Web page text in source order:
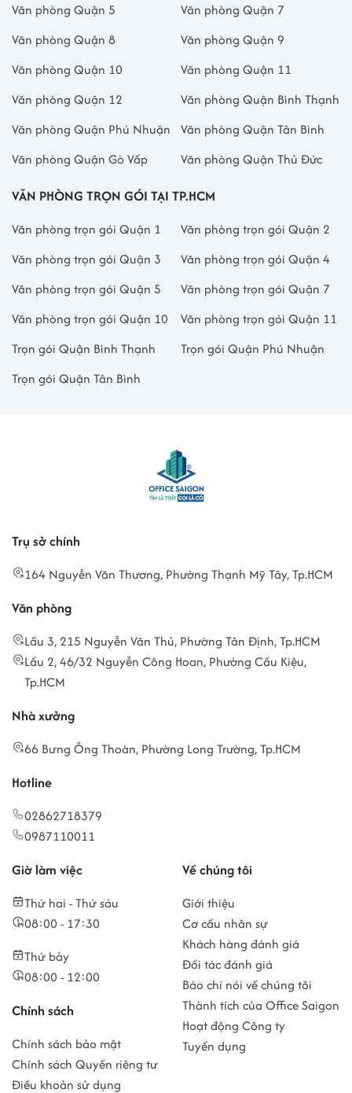
Văn phòng Quận 5
Văn phòng Quận 7
Văn phòng Quận 8
Văn phòng Quận 9
Văn phòng Quận 10
Văn phòng Quận 11
Văn phòng Quận 12
Văn phòng Quận Bình Thạnh
Văn phòng Quận Phú Nhuận
Văn phòng Quận Tân Bình
Văn phòng Quận Gò Vấp
Văn phòng Quận Thủ Đức
VĂN PHÒNG TRỌN GÓI TẠI TP.HCM
Văn phòng trọn gói Quận 1
Văn phòng trọn gói Quận 2
Văn phòng trọn gói Quận 3
Văn phòng trọn gói Quận 4
Văn phòng trọn gói Quận 5
Văn phòng trọn gói Quận 7
Văn phòng trọn gói Quận 10
Văn phòng trọn gói Quận 11
Trọn gói Quận Bình Thạnh
Trọn gói Quận Phú Nhuận
Trọn gói Quận Tân Bình
Trụ sở chính
164 Nguyễn Văn Thương, Phường Thạnh Mỹ Tây, Tp.HCM
Văn phòng
Lầu 3, 215 Nguyễn Văn Thủ, Phường Tân Định, Tp.HCM
Lầu 2, 46/32 Nguyễn Công Hoan, Phường Cầu Kiệu,
Tp.HCM
Nhà xưởng
66 Bưng Ông Thoàn, Phường Long Trường, Tp.HCM
Hotline
02862718379
0987110011
Giờ làm việc
Thứ hai - Thứ sáu
08:00 - 17:30
Thứ bảy
08:00 - 12:00
Chính sách
Chính sách bảo mật
Chính sách Quyền riêng tư
Điều khoản sử dụng
Về chúng tôi
Giới thiệu
Cơ cấu nhân sự
Khách hàng đánh giá
Đối tác đánh giá
Báo chí nói về chúng tôi
Thành tích của Office Saigon
Hoạt động Công ty
Tuyển dụng